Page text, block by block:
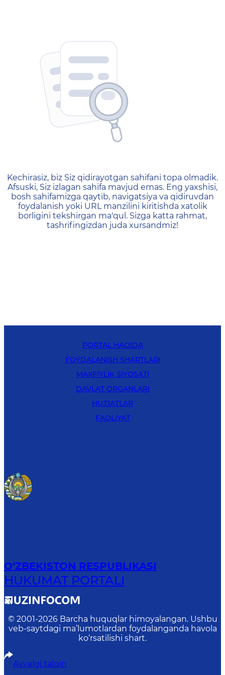
404 — Страница не
Kechirasiz, biz Siz qidirayotgan sahifani topa olmadik.
Afsuski, Siz izlagan sahifa mavjud emas. Eng yaxshisi,
bosh sahifamizga qaytib, navigatsiya va qidiruvdan
foydalanish yoki URL manzilini kiritishda xatolik
borligini tekshirgan ma'qul. Sizga katta rahmat,
tashrifingizdan juda xursandmiz!
PORTAL HAQIDA
FOYDALANISH SHARTLARI
MAXFIYLIK SIYOSATI
DAVLAT ORGANLARI
HUJJATLAR
FAOLIYAT
O‘ZBEKISTON RESPUBLIKASI
HUKUMAT PORTALI
© 2001-2026 Barcha huquqlar himoyalangan. Ushbu
veb-saytdagi ma’lumotlardan foydalanganda havola
ko‘rsatilishi shart.
Avvalgi talqin